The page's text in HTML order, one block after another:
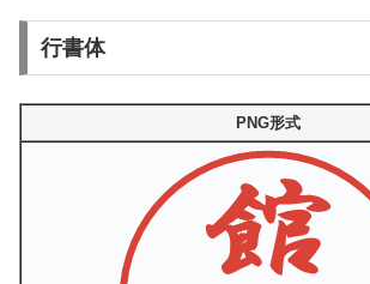
行書体
PNG形式